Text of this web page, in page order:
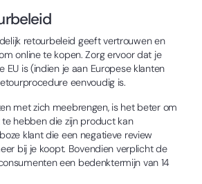
retourbeleid geeft vertrouwen en
online te kopen. Zorg ervoor dat je
EU is (indien je aan Europese klanten
eenvoudig is.
met zich meebrengen, is het beter om
hebben die zijn product kan
klant die een negatieve review
bij je koopt. Bovendien verplicht de
een bedenktermijn van 14